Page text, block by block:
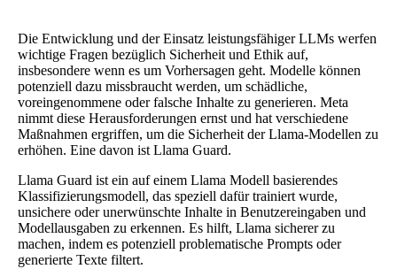
Die Entwicklung und der Einsatz leistungsfähiger LLMs werfen
wichtige Fragen bezüglich Sicherheit und Ethik auf,
insbesondere wenn es um Vorhersagen geht. Modelle können
potenziell dazu missbraucht werden, um schädliche,
voreingenommene oder falsche Inhalte zu generieren. Meta
nimmt diese Herausforderungen ernst und hat verschiedene
Maßnahmen ergriffen, um die Sicherheit der Llama-Modellen zu
erhöhen. Eine davon ist Llama Guard.
Llama Guard ist ein auf einem Llama Modell basierendes
Klassifizierungsmodell, das speziell dafür trainiert wurde,
unsichere oder unerwünschte Inhalte in Benutzereingaben und
Modellausgaben zu erkennen. Es hilft, Llama sicherer zu
machen, indem es potenziell problematische Prompts oder
generierte Texte filtert.